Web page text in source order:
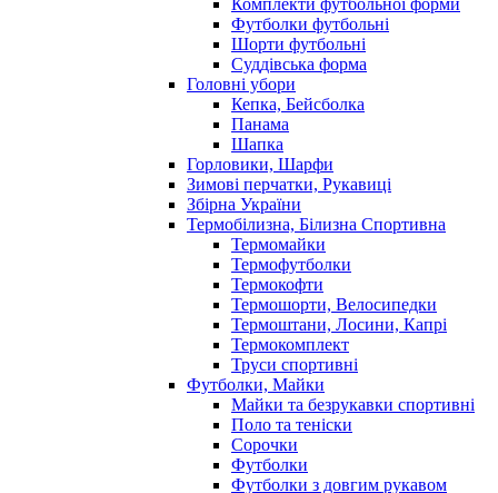
Комплекти футбольної форми
Футболки футбольні
Шорти футбольні
Суддівська форма
Головні убори
Кепка, Бейсболка
Панама
Шапка
Горловики, Шарфи
Зимові перчатки, Рукавиці
Збірна України
Термобілизна, Білизна Спортивна
Термомайки
Термофутболки
Термокофти
Термошорти, Велосипедки
Термоштани, Лосини, Капрі
Термокомплект
Труси спортивні
Футболки, Майки
Майки та безрукавки спортивні
Поло та теніски
Сорочки
Футболки
Футболки з довгим рукавом